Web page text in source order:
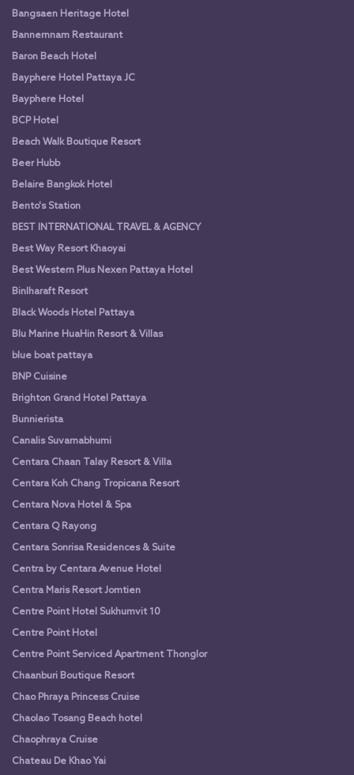
Bangsaen Heritage Hotel
Bannernnam Restaurant
Baron Beach Hotel
Bayphere Hotel Pattaya JC
Bayphere Hotel
BCP Hotel
Beach Walk Boutique Resort
Beer Hubb
Belaire Bangkok Hotel
Bento's Station
BEST INTERNATIONAL TRAVEL & AGENCY
Best Way Resort Khaoyai
Best Western Plus Nexen Pattaya Hotel
Binlharaft Resort
Black Woods Hotel Pattaya
Blu Marine HuaHin Resort & Villas
blue boat pattaya
BNP Cuisine
Brighton Grand Hotel Pattaya
Bunnierista
Canalis Suvarnabhumi
Centara Chaan Talay Resort & Villa
Centara Koh Chang Tropicana Resort
Centara Nova Hotel & Spa
Centara Q Rayong
Centara Sonrisa Residences & Suite
Centra by Centara Avenue Hotel
Centra Maris Resort Jomtien
Centre Point Hotel Sukhumvit 10
Centre Point Hotel
Centre Point Serviced Apartment Thonglor
Chaanburi Boutique Resort
Chao Phraya Princess Cruise
Chaolao Tosang Beach hotel
Chaophraya Cruise
Chateau De Khao Yai